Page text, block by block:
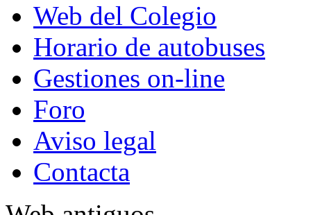
Web del Colegio
Horario de autobuses
Gestiones on-line
Foro
Aviso legal
Contacta